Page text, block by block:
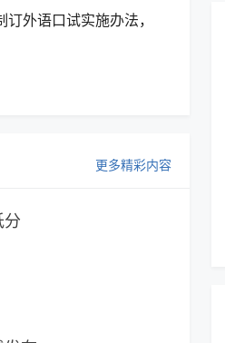
外语口试实施办法，
更多精彩内容